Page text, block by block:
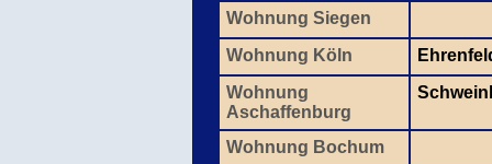
Wohnung Siegen
Wohnung Köln
Wohnung
Aschaffenburg
Wohnung Bochum